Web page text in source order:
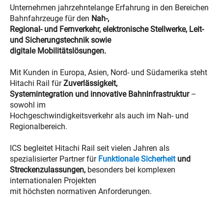
Unternehmen jahrzehntelange Erfahrung in den Bereichen
Bahnfahrzeuge für den Nah-,
Regional- und Fernverkehr, elektronische Stellwerke, Leit-
und Sicherungstechnik sowie
digitale Mobilitätslösungen.
Mit Kunden in Europa, Asien, Nord- und Südamerika steht
Hitachi Rail fürZuverlässigkeit,
Systemintegration und innovative Bahninfrastruktur–
sowohl im
Hochgeschwindigkeitsverkehr als auch im Nah- und
Regionalbereich.
ICS begleitet Hitachi Rail seit vielen Jahren als
spezialisierter Partner für Funktionale Sicherheitund
Streckenzulassungen, besonders bei komplexen
internationalen Projekten
mit höchsten normativen Anforderungen.